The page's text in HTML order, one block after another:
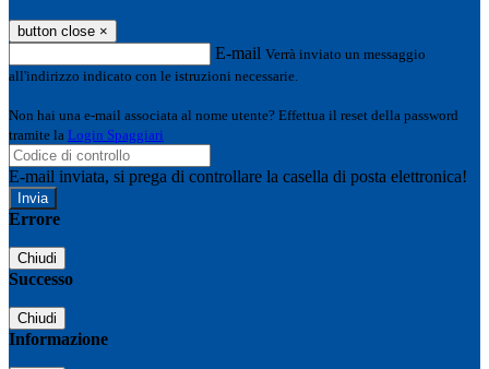
button close ×
E-mail Verrà inviato un messaggio
all'indirizzo indicato con le istruzioni necessarie.
Non hai una e-mail associata al nome utente? Effettua il reset della password
tramite la Login Spaggiari
E-mail inviata, si prega di controllare la casella di posta elettronica!
Errore
Chiudi
Successo
Chiudi
Informazione